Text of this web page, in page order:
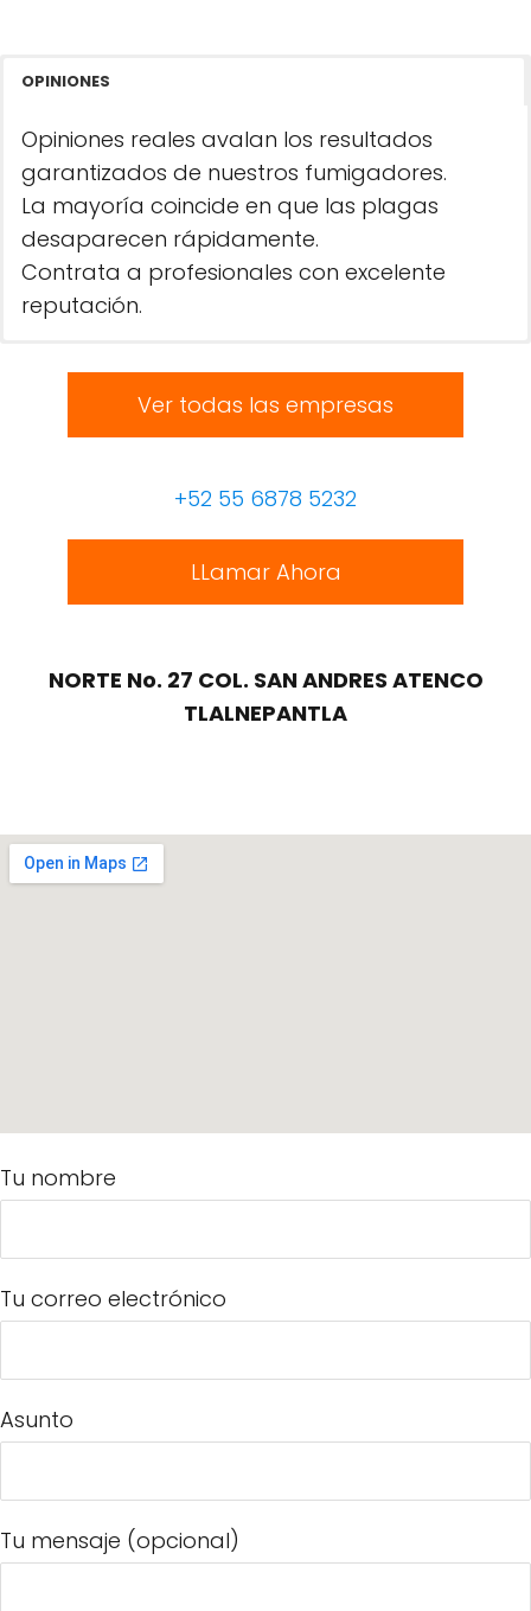
OPINIONES
Opiniones reales avalan los resultados
garantizados de nuestros fumigadores.
La mayoría coincide en que las plagas
desaparecen rápidamente.
Contrata a profesionales con excelente
reputación.
Ver todas las empresas
+52 55 6878 5232
LLamar Ahora
NORTE No. 27 COL. SAN ANDRES ATENCO
TLALNEPANTLA
Tu nombre
Tu correo electrónico
Asunto
Tu mensaje (opcional)